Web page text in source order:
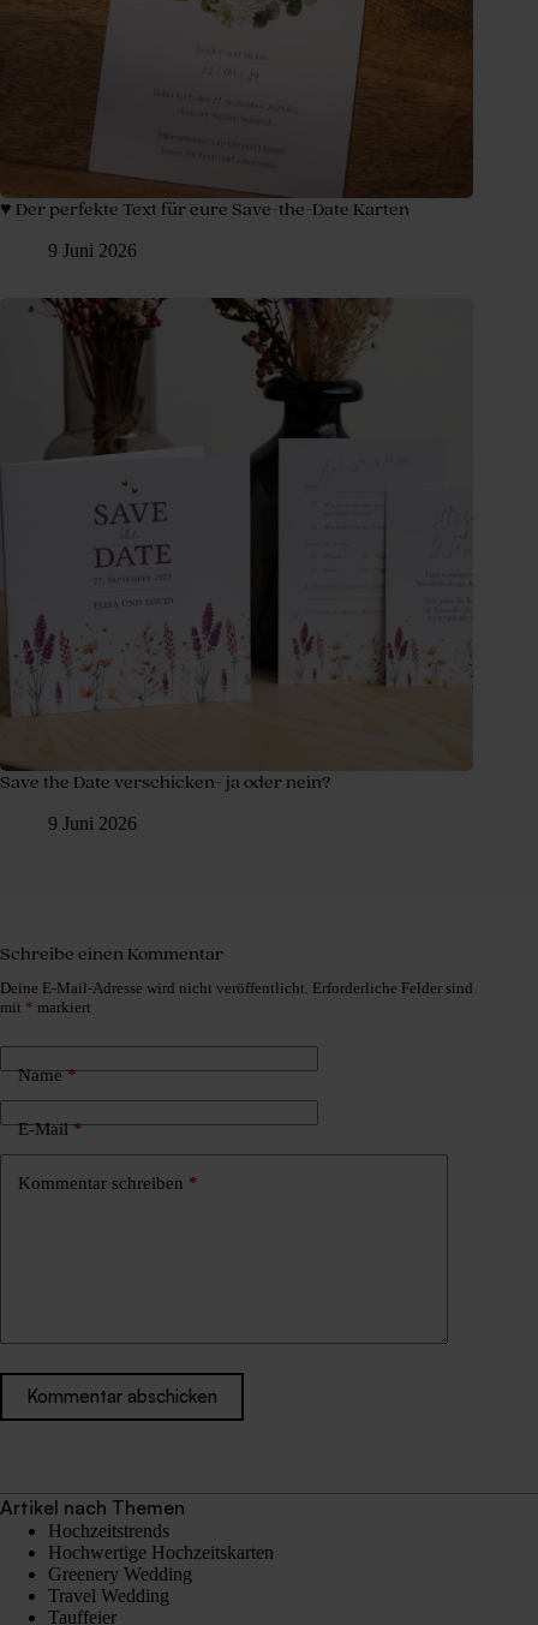
♥ Der perfekte Text für eure Save-the-Date Karten
9 Juni 2026
Save the Date verschicken- ja oder nein?
9 Juni 2026
Schreibe einen Kommentar
Deine E-Mail-Adresse wird nicht veröffentlicht. Erforderliche Felder sind
mit * markiert
Name*
E-Mail*
Kommentar schreiben *
Kommentar abschicken
Artikel nach Themen
Hochzeitstrends
Hochwertige Hochzeitskarten
Greenery Wedding
Travel Wedding
Tauffeier